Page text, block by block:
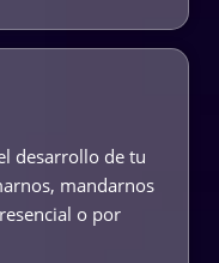
desarrollo de tu
mandarnos
o por